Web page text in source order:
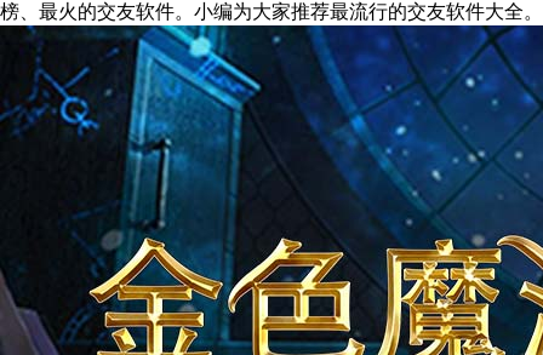
榜、最火的交友软件。小编为大家推荐最流行的交友软件大全。